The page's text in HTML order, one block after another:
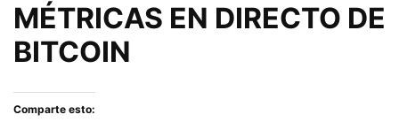
MÉTRICAS EN DIRECTO DE
BITCOIN
Comparte esto: